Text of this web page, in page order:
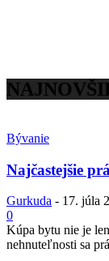
Bývanie
Najčastejšie
Gurkuda - 17. júla
0
Kúpa bytu nie je
nehnuteľnosti sa